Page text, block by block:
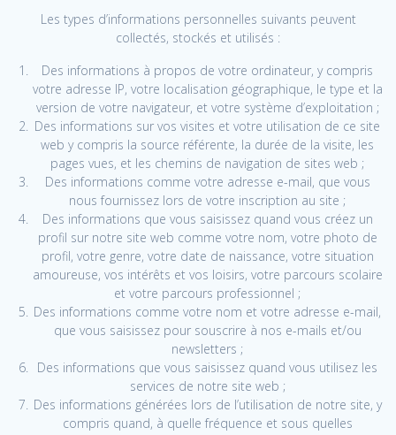
Les types d’informations personnelles suivants peuvent
collectés, stockés et utilisés :
Des informations à propos de votre ordinateur, y compris
votre adresse IP, votre localisation géographique, le type et la
version de votre navigateur, et votre système d’exploitation ;
Des informations sur vos visites et votre utilisation de ce site
web y compris la source référente, la durée de la visite, les
pages vues, et les chemins de navigation de sites web ;
Des informations comme votre adresse e-mail, que vous
nous fournissez lors de votre inscription au site ;
Des informations que vous saisissez quand vous créez un
profil sur notre site web comme votre nom, votre photo de
profil, votre genre, votre date de naissance, votre situation
amoureuse, vos intérêts et vos loisirs, votre parcours scolaire
et votre parcours professionnel ;
Des informations comme votre nom et votre adresse e-mail,
que vous saisissez pour souscrire à nos e-mails et/ou
newsletters ;
Des informations que vous saisissez quand vous utilisez les
services de notre site web ;
Des informations générées lors de l’utilisation de notre site, y
compris quand, à quelle fréquence et sous quelles